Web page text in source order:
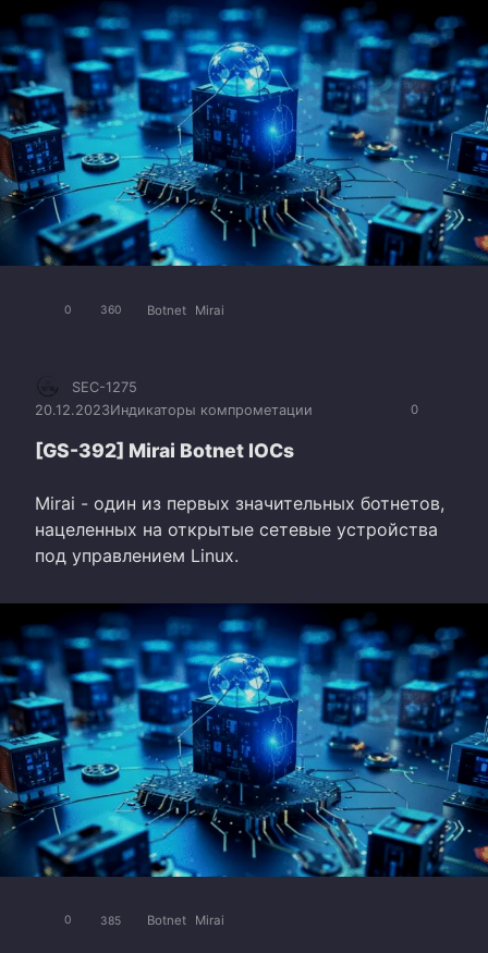
0 360 Botnet Mirai
0
SEC-1275
20.12.2023Индикаторы компрометации
[GS-392] Mirai Botnet IOCs
Mirai - один из первых значительных ботнетов,
нацеленных на открытые сетевые устройства
под управлением Linux.
0 385 Botnet Mirai